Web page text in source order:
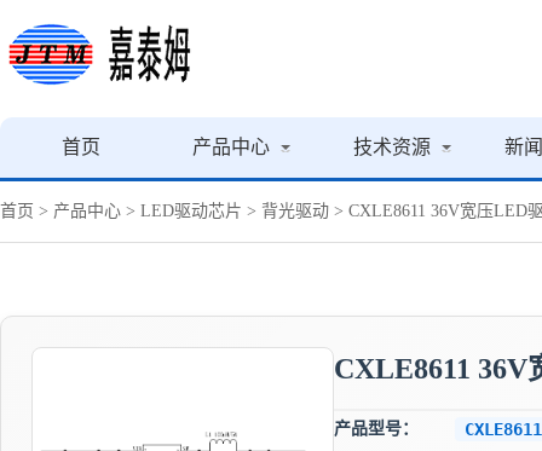
首页 产品中心 技术资源 新
首页 > 产品中心 > LED驱动芯片 > 背光驱动 > CXLE8611 36V宽压LED
CXLE8611
产品型号： CXLE8611